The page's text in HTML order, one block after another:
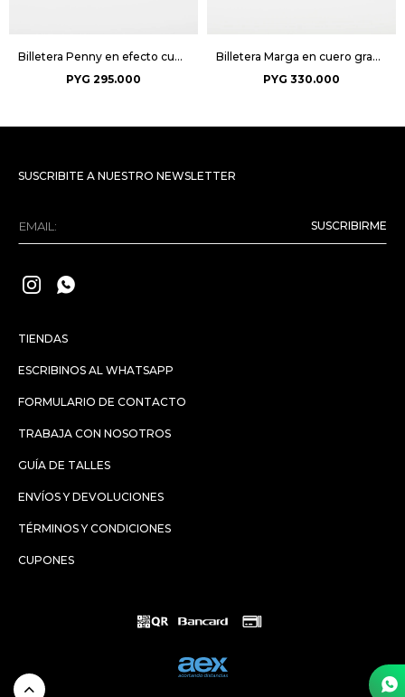
Billetera Penny en efecto cuero - Metalizado
PYG 295.000
Billetera Marga en cuero graneado - Negro
PYG 330.000
TIENDAS
ESCRIBINOS AL WHATSAPP
FORMULARIO DE CONTACTO
TRABAJA CON NOSOTROS
GUÍA DE TALLES
ENVÍOS Y DEVOLUCIONES
TÉRMINOS Y CONDICIONES
CUPONES
SUSCRIBITE A NUESTRO NEWSLETTER
SUSCRIBIRME
 